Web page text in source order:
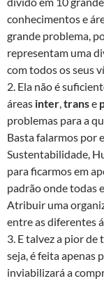
conhecimentos e
grande problema,
representam uma
com todos os seus
2. Ela não é
áreas inter transe
problemas para a
Basta falarmos por
Sustentabilidade,
para ficarmos em
padrão onde todas
Atribuir uma
entre as diferentes
3. E talvez a pior de
seja, é feita apenas
inviabilizará a